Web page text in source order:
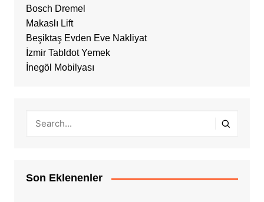
Bosch Dremel
Makaslı Lift
Beşiktaş Evden Eve Nakliyat
İzmir Tabldot Yemek
İnegöl Mobilyası
Son Eklenenler